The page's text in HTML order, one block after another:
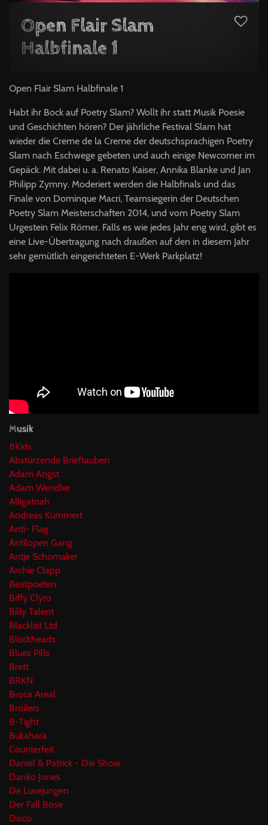
Open Flair Slam
Halbfinale 1
Open Flair Slam Halbfinale 1
Habt ihr Bock auf Poetry Slam? Wollt ihr statt Musik Poesie
und Geschichten hören? Der jährliche Festival Slam hat
wieder die Creme de la Creme der deutschsprachigen Poetry
Slam nach Eschwege gebeten und auch einige Newcomer im
Gepäck. Mit dabei u. a. Renato Kaiser, Annika Blanke und Jan
Philipp Zymny. Moderiert werden die Halbfinals und das
Finale von Dominque Macri, Teamsiegerin der Deutschen
Poetry Slam Meisterschaften 2014, und vom Poetry Slam
Urgestein Felix Römer. Falls es wie jedes Jahr eng wird, gibt es
eine Live-Übertragung nach draußen auf den in diesem Jahr
sehr gemütlich eingerichteten E-Werk Parkplatz!
Musik
8Kids
Abstürzende Brieftauben
Adam Angst
Adam Wendler
Alligatoah
Andreas Kümmert
Anti- Flag
Antilopen Gang
Antje Schomaker
Archie Clapp
Beatpoeten
Biffy Clyro
Billy Talent
Blacklist Ltd
Blockheads
Blues Pills
Brett
BRKN
Broca Areal
Broilers
B-Tight
Bukahara
Counterfeit
Daniel & Patrick - Die Show
Danko Jones
De Lusejungen
Der Fall Böse
Disco